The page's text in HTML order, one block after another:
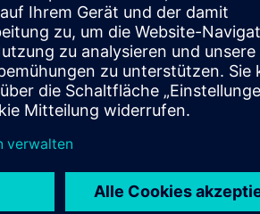
TIA-PRO2 oder TIA-SYSUP
LernplattformSITRAIN access
– beginnend
Events vertiefen oder wiederholen